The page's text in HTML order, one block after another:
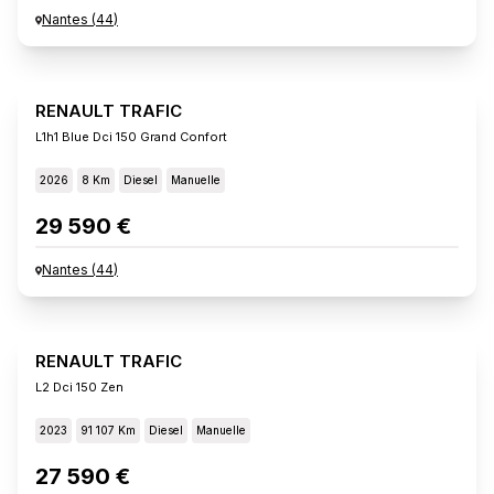
Nantes (44)
RENAULT TRAFIC
L1h1 Blue Dci 150 Grand Confort
2026 8 Km Diesel Manuelle
29 590 €
Nantes (44)
RENAULT TRAFIC
L2 Dci 150 Zen
2023 91 107 Km Diesel Manuelle
27 590 €